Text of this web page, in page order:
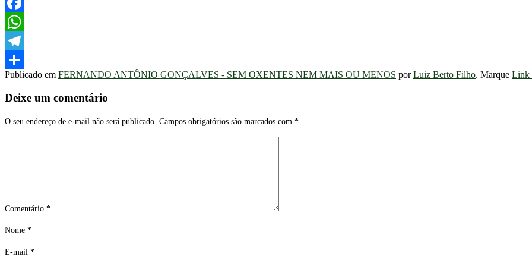
Twitter
Facebook
WhatsApp
Telegram
Share
Publicado em FERNANDO ANTÔNIO GONÇALVES - SEM OXENTES NEM MAIS OU MENOS porLuiz Berto Filho. Marque Link
Deixe um comentário
O seu endereço de e-mail não será publicado. Campos obrigatórios são marcados com *
Comentário *
Nome *
E-mail *